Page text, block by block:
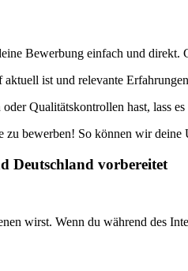
Bewerbung einfach und
aktuell ist und relevante
Qualitätskontrollen hast, lass
zu bewerben! So können wir
Deutschland vorbereitet
wirst. Wenn du während des